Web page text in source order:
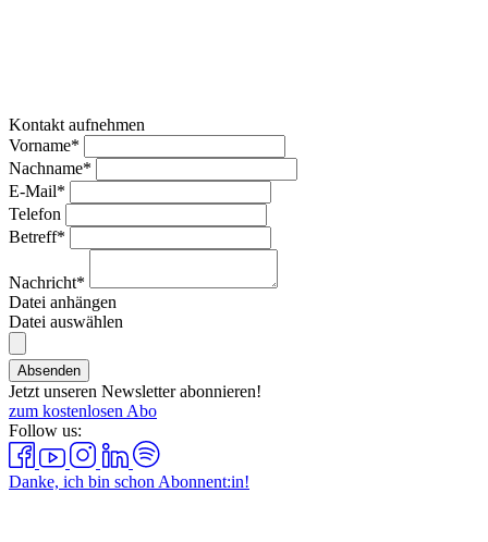
Kontakt aufnehmen
Vorname*
Nachname*
E-Mail*
Telefon
Betreff*
Nachricht*
Datei anhängen
Datei auswählen
Absenden
Jetzt unseren Newsletter abonnieren!
zum kostenlosen Abo
Follow us:
Danke, ich bin schon Abonnent:in!